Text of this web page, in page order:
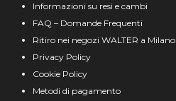
Informazioni su resi e cambi
FAQ – Domande Frequenti
Ritiro nei negozi WALTER a Milano
Privacy Policy
Cookie Policy
Metodi di pagamento